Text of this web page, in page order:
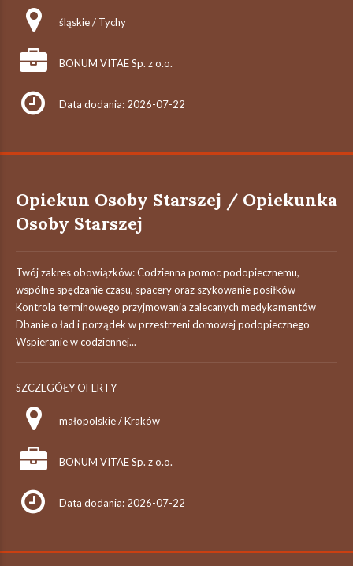
śląskie / Tychy
BONUM VITAE Sp. z o.o.
Data dodania: 2026-07-22
Opiekun Osoby Starszej / Opiekunka
Osoby Starszej
Twój zakres obowiązków: Codzienna pomoc podopiecznemu,
wspólne spędzanie czasu, spacery oraz szykowanie posiłków
Kontrola terminowego przyjmowania zalecanych medykamentów
Dbanie o ład i porządek w przestrzeni domowej podopiecznego
Wspieranie w codziennej...
SZCZEGÓŁY OFERTY
małopolskie / Kraków
BONUM VITAE Sp. z o.o.
Data dodania: 2026-07-22